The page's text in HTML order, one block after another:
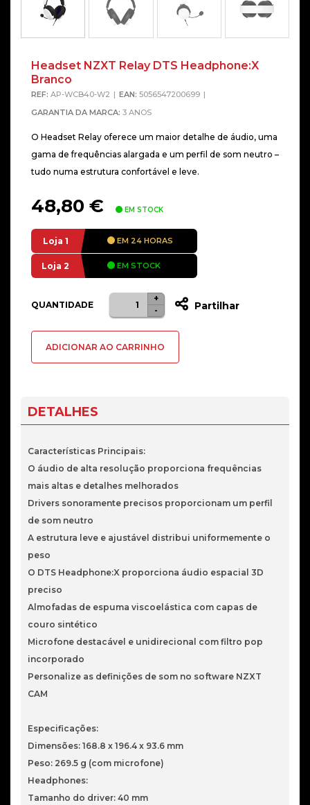
Headset NZXT Relay DTS Headphone:X
Branco
REF: AP-WCB40-W2 EAN: 5056547200699
GARANTIA DA MARCA: 3 ANOS
O Headset Relay oferece um maior detalhe de áudio, uma
gama de frequências alargada e um perfil de som neutro –
tudo numa estrutura confortável e leve.
48,80 € EM STOCK
Loja 1 EM 24 HORAS
Loja 2 EM STOCK
QUANTIDADE
Quantidade
de
NZXT
Branco
-
+
Partilhar
ADICIONAR AO CARRINHO
DETALHES
Características Principais:
O áudio de alta resolução proporciona frequências
mais altas e detalhes melhorados
Drivers sonoramente precisos proporcionam um perfil
de som neutro
A estrutura leve e ajustável distribui uniformemente o
peso
O DTS Headphone:X proporciona áudio espacial 3D
preciso
Almofadas de espuma viscoelástica com capas de
couro sintético
Microfone destacável e unidirecional com filtro pop
incorporado
Personalize as definições de som no software NZXT
CAM
Especificações:
Dimensões: 168.8 x 196.4 x 93.6 mm
Peso: 269.5 g (com microfone)
Headphones:
Tamanho do driver: 40 mm